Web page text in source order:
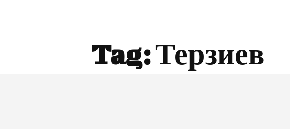
Tag:Терзиев